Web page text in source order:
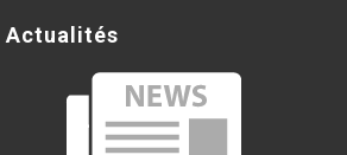
Actualités